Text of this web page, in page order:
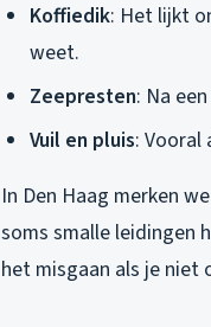
Koffiedik: Het lijkt
weet.
Zeepresten: Na
Vuil en pluis: Vooral
In Den Haag merken
soms smalle leidingen
het misgaan als je niet